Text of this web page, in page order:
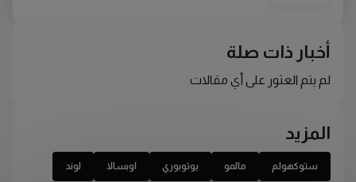
أخبار ذات صلة
لم يتم العثور على أي مقالات
المزيد
ستوكهولم مالمو يوتوبوري اوبسالا لوند